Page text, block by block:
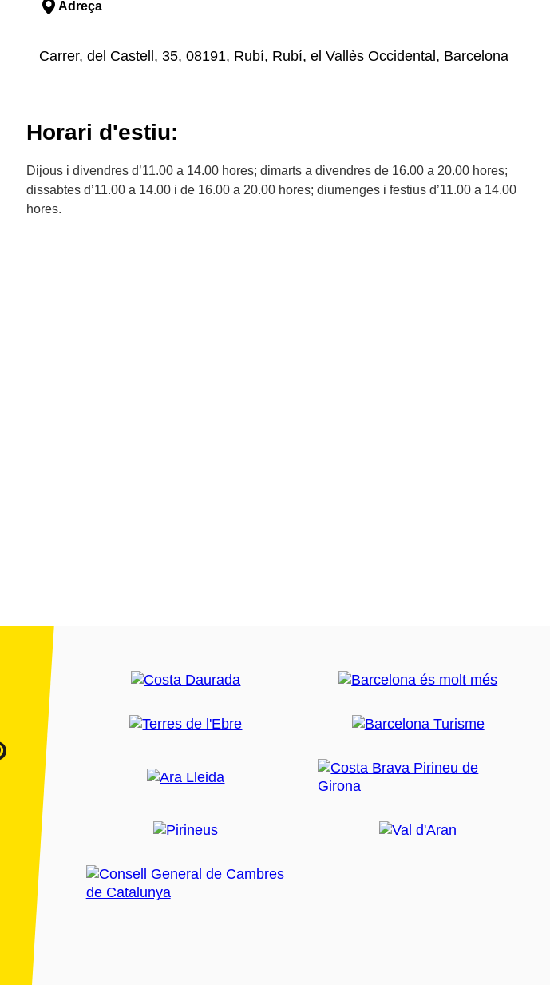
Adreça
Carrer, del Castell, 35, 08191, Rubí, Rubí, el Vallès Occidental, Barcelona
Horari d'estiu:
Dijous i divendres d’11.00 a 14.00 hores; dimarts a divendres de 16.00 a 20.00 hores;
dissabtes d’11.00 a 14.00 i de 16.00 a 20.00 hores; diumenges i festius d’11.00 a 14.00
hores.